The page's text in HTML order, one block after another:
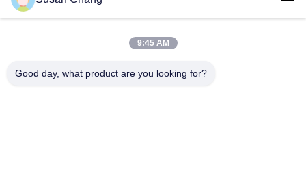
Ηλεκτρονικό
0086-13991372145
9:45 AM
Good day, what product are you looking for?